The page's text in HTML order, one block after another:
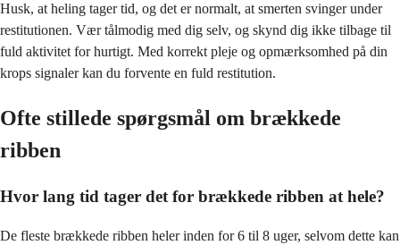
Husk, at heling tager tid, og det er normalt, at smerten svinger under
restitutionen. Vær tålmodig med dig selv, og skynd dig ikke tilbage til
fuld aktivitet for hurtigt. Med korrekt pleje og opmærksomhed på din
krops signaler kan du forvente en fuld restitution.
Ofte stillede spørgsmål om brækkede
ribben
Hvor lang tid tager det for brækkede ribben at hele?
De fleste brækkede ribben heler inden for 6 til 8 uger, selvom dette kan